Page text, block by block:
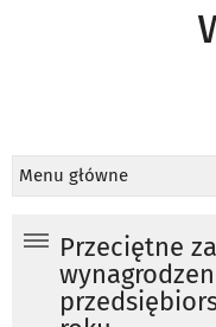
Menu główne
Przeciętne